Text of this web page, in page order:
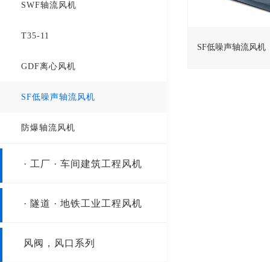
SWF轴流风机
T35-11
GDF离心风机
SF低噪声轴流风机
防爆轴流风机
· 工厂 · 车间建筑工程风机
壁式风机
· 隧道 · 地铁工业工程风机
隧道射流风机
风阀，风口系列
SF低噪声轴流风机